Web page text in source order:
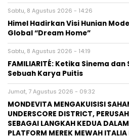
Sabtu, 8 Agustus 2026 - 14:26
Himel Hadirkan Visi Hunian
Global “Dream Home”
Sabtu, 8 Agustus 2026 - 14:19
FAMILIARITÉ: Ketika Sinema
Sebuah Karya Puitis
Jumat, 7 Agustus 2026 - 09:32
MONDEVITA MENGAKUISISI
UNDERSCORE DISTRICT,
SEBAGAI LANGKAH KEDUA
PLATFORM MEREK MEWAH ITALIA